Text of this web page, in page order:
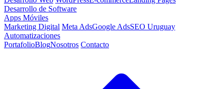
Desarrollo de Software
Apps Móviles
Marketing Digital Meta AdsGoogle AdsSEO Uruguay
Automatizaciones
PortafolioBlogNosotros Contacto